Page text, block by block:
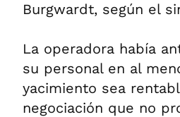
Burgwardt, según el
La operadora había
su personal en al
yacimiento sea
negociación que no